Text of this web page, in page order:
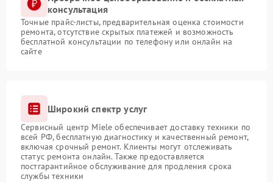
консультация
Точные прайс-листы, предварительная оценка стоимости
ремонта, отсутствие скрытых платежей и возможность
бесплатной консультации по телефону или онлайн на
сайте
Широкий спектр услуг
Сервисный центр Miele обеспечивает доставку техники по
всей РФ, бесплатную диагностику и качественный ремонт,
включая срочный ремонт. Клиенты могут отслеживать
статус ремонта онлайн. Также предоставляется
постгарантийное обслуживание для продления срока
службы техники